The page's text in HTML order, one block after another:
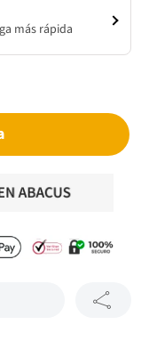
más rápida